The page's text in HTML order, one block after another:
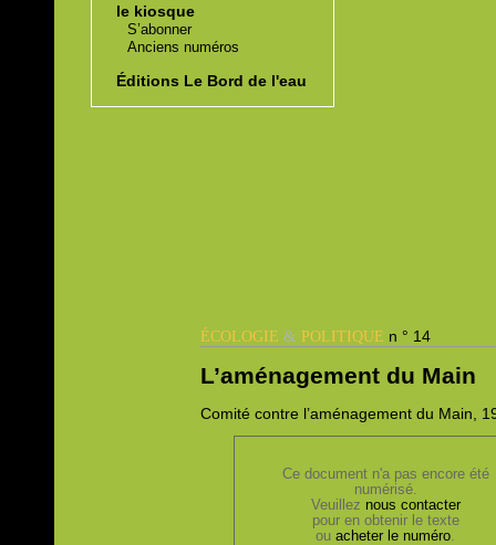
le kiosque
S’abonner
Anciens numéros
Éditions Le Bord de l'eau
ÉCOLOGIE& POLITIQUE n ° 14
L’aménagement du Main
Comité contre l’aménagement du Main,
Ce document n'a pas encore été
numérisé.
Veuillez nous contacter
pour en obtenir le texte
ouacheter le numéro.